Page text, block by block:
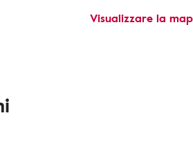
Visualizzare la